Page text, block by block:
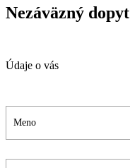
Nezáväzný dopyt
Údaje o vás